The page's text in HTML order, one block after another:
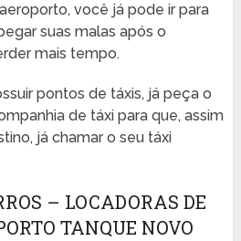
você já pode ir para
suas malas após o
mais tempo.
pontos de táxis, já peça o
de táxi para que, assim
já chamar o seu táxi
– LOCADORAS DE
TANQUE NOVO